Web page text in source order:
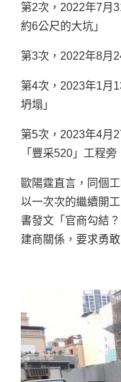
第2次，2022年7月
約6公尺的大坑」
第3次，2022年8月
第4次，2023年1月
坍塌」
第5次，2023年4月
「豐采520」工程
歐陽霆直言，同個
以一次次的繼續開
書發文「官商勾結
建商關係，要求勇敢